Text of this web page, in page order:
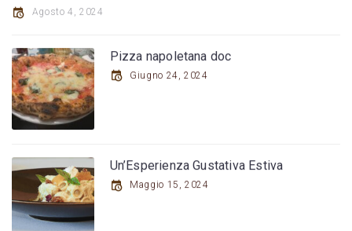
Agosto 4, 2024
Pizza napoletana doc
Giugno 24, 2024
Un’Esperienza Gustativa Estiva
Maggio 15, 2024